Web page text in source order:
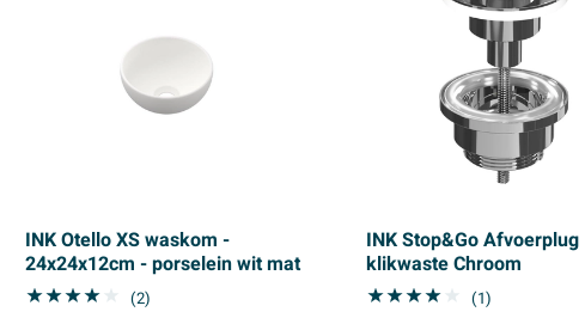
INK Otello XS waskom -
24x24x12cm - porselein wit mat
(2)
INK Stop&Go Afvoerplug
klikwaste Chroom
(1)